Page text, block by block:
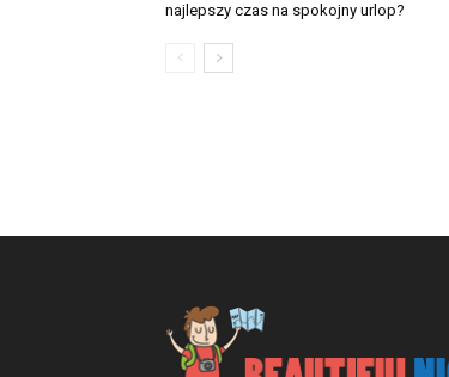
najlepszy czas na spokojny urlop?